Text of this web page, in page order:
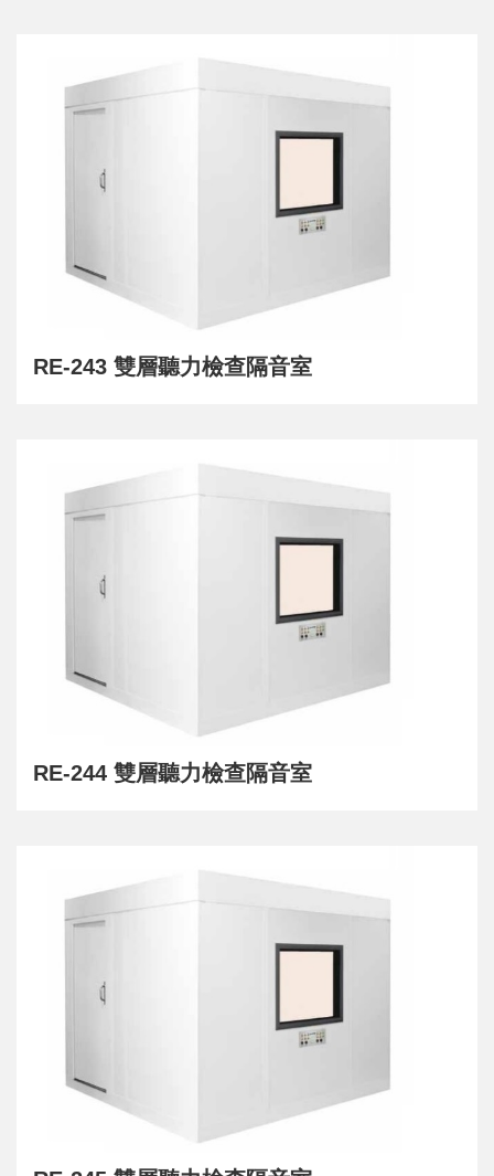
RE-243 雙層聽力檢查隔音室
RE-244 雙層聽力檢查隔音室